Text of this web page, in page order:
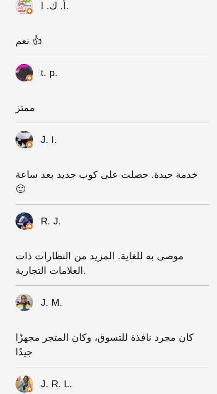
أ. ك. ا.
نعم 👍
t. p.
ممتز
J. I.
خدمة جيدة. حصلت على كوب جديد بعد ساعة
🙂
R. J.
موصى به للغاية. المزيد من النظارات ذات
العلامات التجارية.
J. M.
كان مجرد نافذة للتسوق، وكان المتجر مجهزًا
جيدًا
J. R. L.